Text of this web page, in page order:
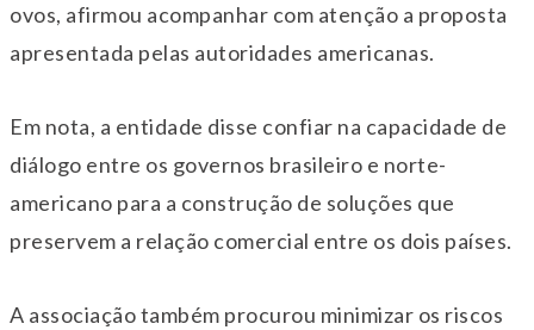
ovos, afirmou acompanhar com atenção a proposta
apresentada pelas autoridades americanas.
Em nota, a entidade disse confiar na capacidade de
diálogo entre os governos brasileiro e norte-
americano para a construção de soluções que
preservem a relação comercial entre os dois países.
A associação também procurou minimizar os riscos